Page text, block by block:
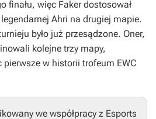
finału, więc Faker dostosował
Ahri na drugiej mapie.
było już przesądzone. Oner,
kolejne trzy mapy,
w historii trofeum EWC
we współpracy z Esports